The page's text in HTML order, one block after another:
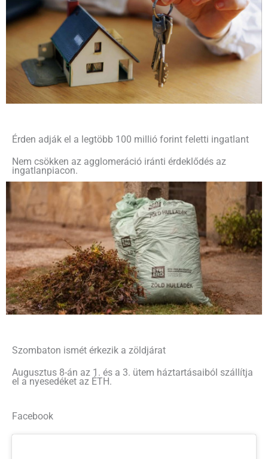
Érden adják el a legtöbb 100 millió forint feletti ingatlant
Nem csökken az agglomeráció iránti érdeklődés az
ingatlanpiacon.
Szombaton ismét érkezik a zöldjárat
Augusztus 8-án az 1. és a 3. ütem háztartásaiból szállítja
el a nyesedéket az ÉTH.
Facebook